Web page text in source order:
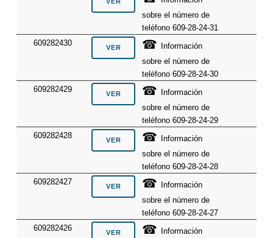
sobre el número de
teléfono 609-28-24-31
609282430
☎ Información
sobre el número de
teléfono 609-28-24-30
609282429
☎ Información
sobre el número de
teléfono 609-28-24-29
609282428
☎ Información
sobre el número de
teléfono 609-28-24-28
609282427
☎ Información
sobre el número de
teléfono 609-28-24-27
609282426
☎ Información